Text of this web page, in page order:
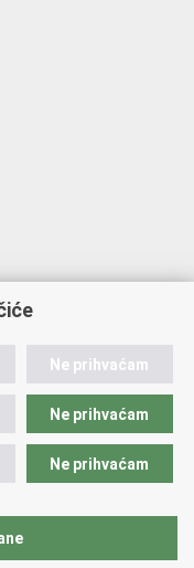
Ne prihvaćam
Ne prihvaćam
Ne prihvaćam